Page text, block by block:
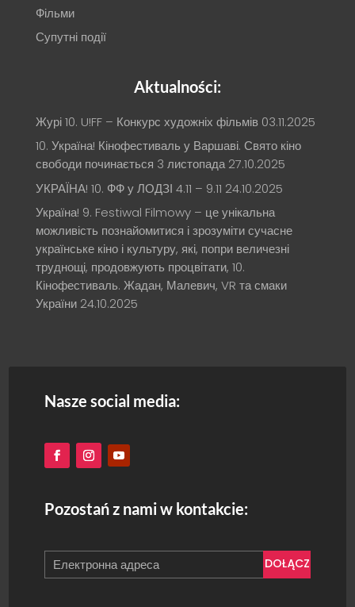
Фільми
Супутні події
Aktualności:
Журі 10. U!FF – Конкурс художніх фільмів 03.11.2025
10. Україна! Кінофестиваль у Варшаві. Свято кіно
свободи починається 3 листопада 27.10.2025
УКРАЇНА! 10. ФФ у ЛОДЗІ 4.11 – 9.11 24.10.2025
Україна! 9. Festiwal Filmowy – це унікальна
можливість познайомитися і зрозуміти сучасне
українське кіно і культуру, які, попри величезні
труднощі, продовжують процвітати, 10.
Кінофестиваль. Жадан, Малевич, VR та смаки
України 24.10.2025
Nasze social media:
Pozostań z nami w kontakcie:
DOŁĄCZ